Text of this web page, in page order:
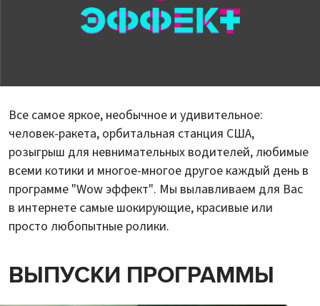
Все самое яркое, необычное и удивительное:
человек-ракета, орбитальная станция США,
розыгрыш для невнимательных водителей, любимые
всеми котики и многое-многое другое каждый день в
программе "Wow эффект". Мы вылавливаем для Вас
в интернете самые шокирующие, красивые или
просто любопытные ролики.
ВЫПУСКИ ПРОГРАММЫ